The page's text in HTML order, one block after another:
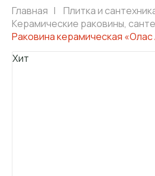
Главная | Плитка и
Керамические раковины,
Раковина керамическая «Олас
Хит